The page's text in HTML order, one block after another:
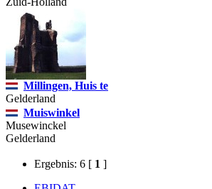
Millingen, Huis te
Gelderland
Muiswinkel
Musewinckel
Gelderland
Ergebnis: 6 [ 1 ]